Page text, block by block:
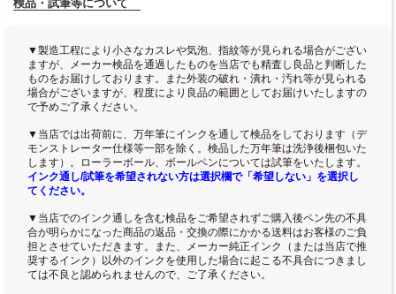
検品・試筆等について
▼製造工程により小さなカスレや気泡、指紋等が見られる場合がござい
ますが、メーカー検品を通過したものを当店でも精査し良品と判断した
ものをお届けしております。また外装の破れ・潰れ・汚れ等が見られる
場合がございますが、程度により良品の範囲としてお届けいたしますの
で予めご了承ください。
▼当店では出荷前に、万年筆にインクを通して検品をしております（デ
モンストレーター仕様等一部を除く。検品した万年筆は洗浄後梱包いた
します）。ローラーボール、ボールペンについては試筆をいたします。
インク通し/試筆を希望されない方は選択欄で「希望しない」を選択し
てください。
▼当店でのインク通しを含む検品をご希望されずご購入後ペン先の不具
合が明らかになった商品の返品・交換の際にかかる送料はお客様のご負
担とさせていただきます。また、メーカー純正インク（または当店で推
奨するインク）以外のインクを使用した場合に起こる不具合につきまし
ては不良と認められませんので、ご了承ください。